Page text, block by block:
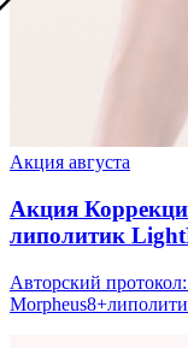
Акция августа
Акция
липолитик
Авторский